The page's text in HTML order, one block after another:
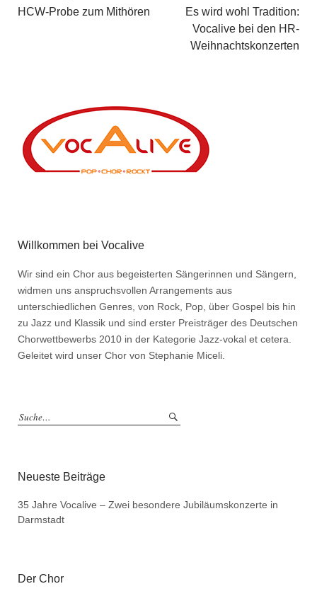
HCW-Probe zum Mithören
Es wird wohl Tradition:
Vocalive bei den HR-
Weihnachtskonzerten
Willkommen bei Vocalive
Wir sind ein Chor aus begeisterten Sängerinnen und Sängern,
widmen uns anspruchsvollen Arrangements aus
unterschiedlichen Genres, von Rock, Pop, über Gospel bis hin
zu Jazz und Klassik und sind erster Preisträger des Deutschen
Chorwettbewerbs 2010 in der Kategorie Jazz-vokal et cetera.
Geleitet wird unser Chor von Stephanie Miceli.
Neueste Beiträge
35 Jahre Vocalive – Zwei besondere Jubiläumskonzerte in
Darmstadt
Der Chor